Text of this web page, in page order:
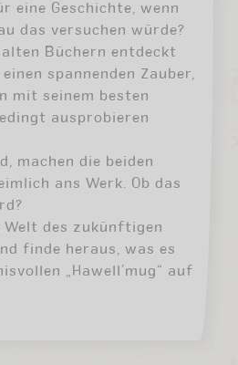
eine Geschichte, wenn
das versuchen würde?
Büchern entdeckt
spannenden Zauber,
mit seinem besten
ausprobieren
machen die beiden
ans Werk. Ob das
Welt des zukünftigen
finde heraus, was es
„Hawell’mug“ auf